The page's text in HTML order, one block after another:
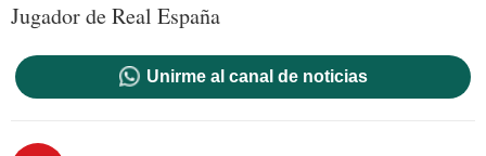
Jugador de Real España
Unirme al canal de noticias